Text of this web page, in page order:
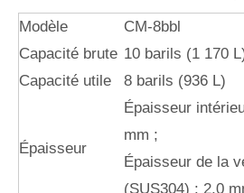
Modèle
CM-8bbl
Capacité brute 10 barils (1 170
Capacité utile
8 barils (936 L)
Épaisseur
Épaisseur
mm ;
Épaisseur de la
(SUS304) : 2,0